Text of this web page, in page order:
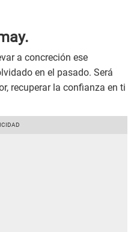
a concreción ese
en el pasado. Será
recuperar la confianza en ti